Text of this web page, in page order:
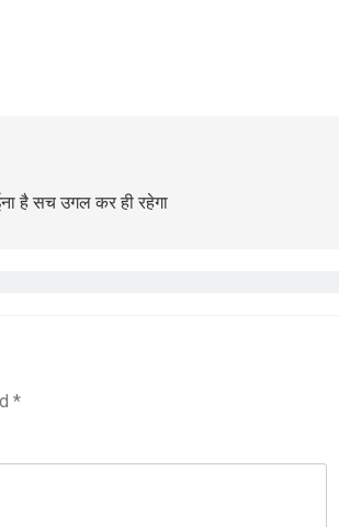
है सच उगल कर ही रहेगा
*